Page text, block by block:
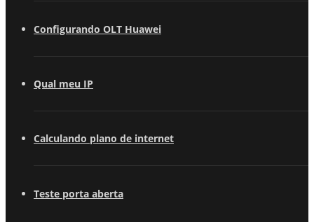
Configurando OLT Huawei
Qual meu IP
Calculando plano de internet
Teste porta aberta